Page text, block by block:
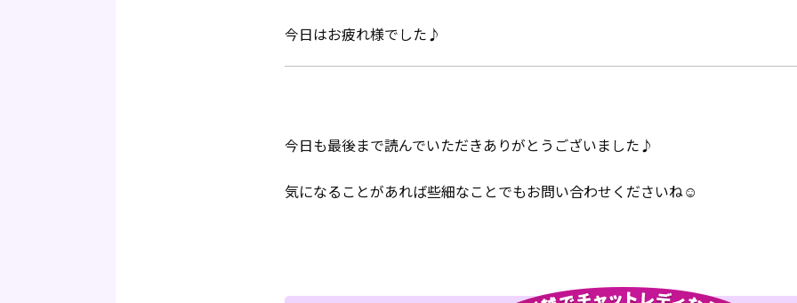
今日はお疲れ様でした♪
今日も最後まで読んでいただきありがとうございました♪
気になることがあれば些細なことでもお問い合わせくださいね☺